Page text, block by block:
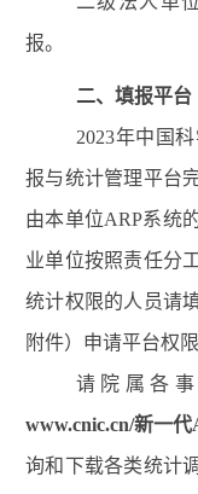
报。
二、 填报平台
2023年中国
报与统计管理平台
由本单位ARP系统
业单位按照责任分
统计权限的人员请
附件）申请平台权限
请院属各
www.cnic.cn/新一代
询和下载各类统计